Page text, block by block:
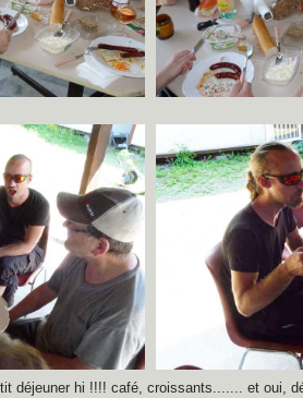
déjeuner hi !!!! café, croissants....... et oui,